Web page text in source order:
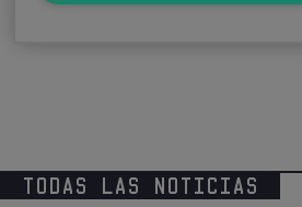
rectificación, supresión, oposición, limitación, tal y
TODAS LAS NOTICIAS